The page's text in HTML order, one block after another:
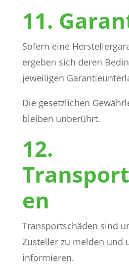
11.
Sofern eine
ergeben sich deren
jeweiligen
Die gesetzlichen
bleiben unberührt.
12.
en
Transportschäden sind
Zusteller zu melden und
informieren.